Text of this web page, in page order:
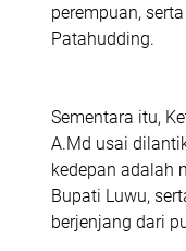
perempuan,
Patahudding.
Sementara itu,
A.Md usai
kedepan adalah
Bupati Luwu,
berjenjang dari